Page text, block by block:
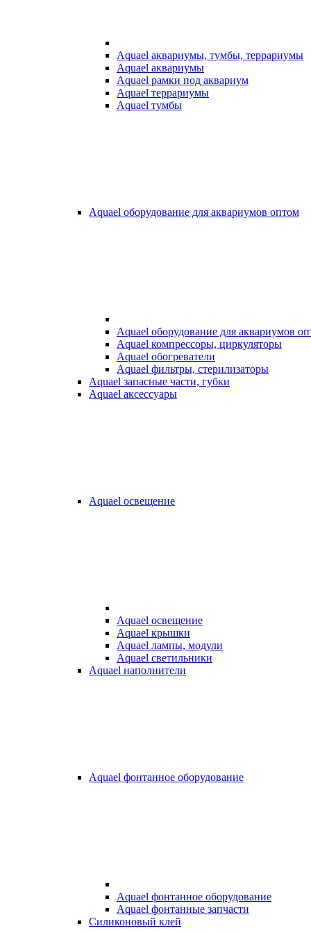
Aquael аквариумы, тумбы, террариумы
Aquael аквариумы
Aquael рамки под аквариум
Aquael террариумы
Aquael тумбы
Aquael оборудование для аквариумов оптом
Aquael оборудование для аквариумов
Aquael компрессоры, циркуляторы
Aquael обогреватели
Aquael фильтры, стерилизаторы
Aquael запасные части, губки
Aquael аксессуары
Aquael освещение
Aquael освещение
Aquael крышки
Aquael лампы, модули
Aquael светильники
Aquael наполнители
Aquael фонтанное оборудование
Aquael фонтанное оборудование
Aquael фонтанные запчасти
Силиконовый клей